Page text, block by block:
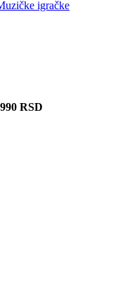
igračke
RSD